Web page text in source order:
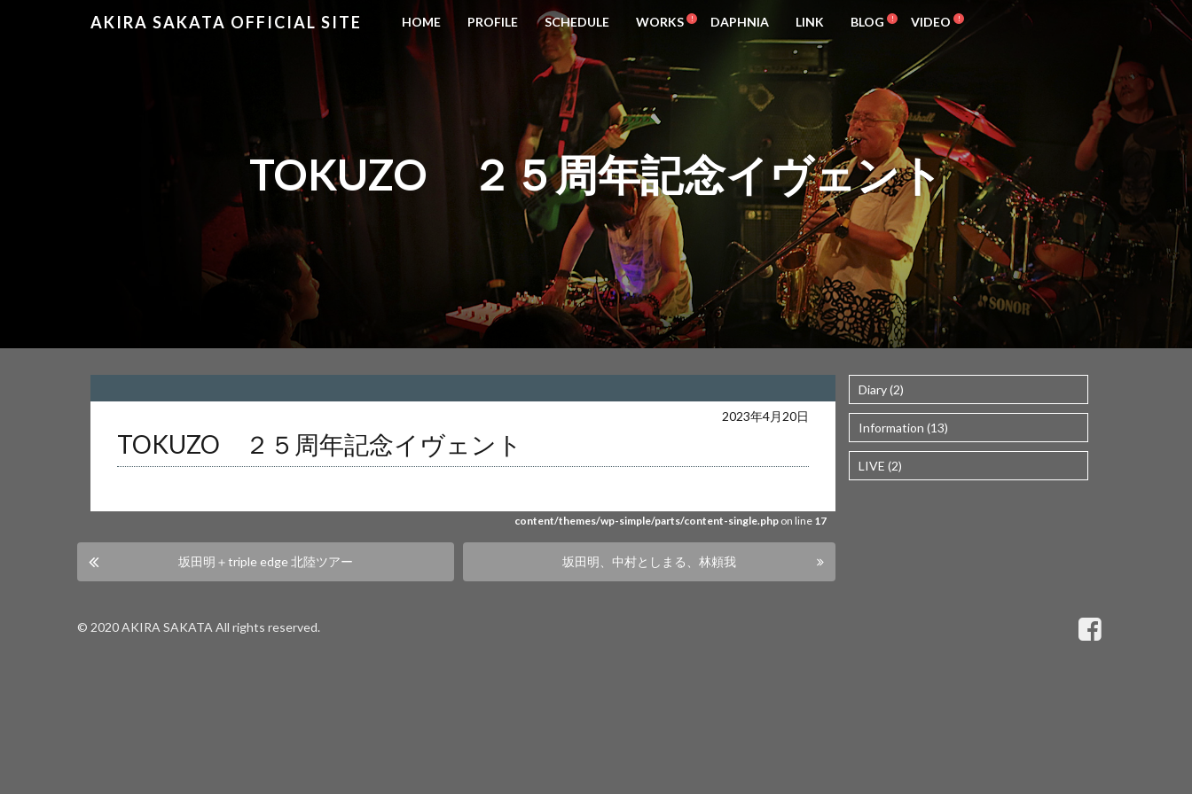
AKIRA SAKATA OFFICIAL SITE HOME PROFILE SCHEDULE WORKS DAPHNIA LINK BLOG VIDEO
TOKUZO ２５周年記念イヴェント
/home/users/web16/4/5/0240654/www.akira-sakata.com/akira-sakata/wp-content/themes/wp-
content/themes/wp-simple/parts/content-single.php on line 17
2023年4月20日
TOKUZO ２５周年記念イヴェント
坂田明＋triple edge 北陸ツアー 坂田明、中村としまる、林頼我
Diary (2)
Information (13)
LIVE (2)
© 2020 AKIRA SAKATA All rights reserved.